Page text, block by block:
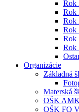
Rok
Rok
Rok
Rok
Rok
Rok
Organizácie
Základná
Materská
OŠK
OŠK FO